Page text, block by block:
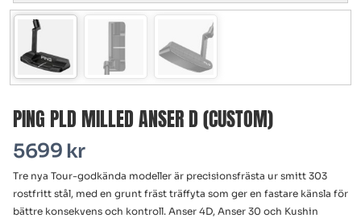
PING PLD MILLED ANSER D (CUSTOM)
5699 kr
Tre nya Tour-godkända modeller är precisionsfrästa ur smitt 303
rostfritt stål, med en grunt fräst träffyta som ger en fastare känsla för
bättre konsekvens och kontroll. Anser 4D, Anser 30 och Kushin